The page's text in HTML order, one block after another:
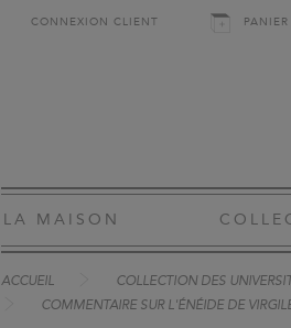
CONNEXION CLIENT PANIER
LA MAISON
ACCUEIL
COLLECTION DES
COMMENTAIRE SUR L'ÉNÉIDE DE